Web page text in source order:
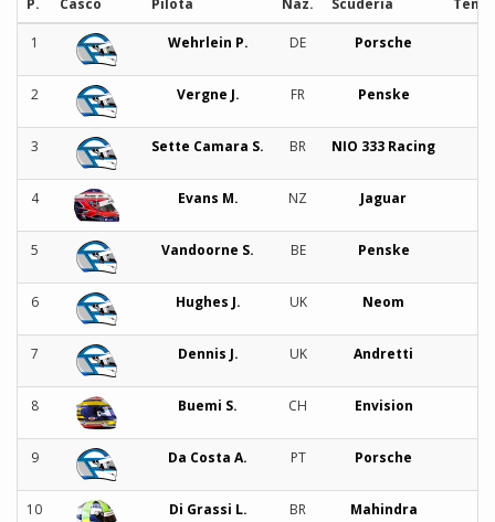
P. Casco Pilota Naz. Scuderia
1 Wehrlein P. DE Porsche
2 Vergne J. FR Penske
3 Sette Camara S. BR NIO 333 Racing
4 Evans M. NZ Jaguar
5 Vandoorne S. BE Penske
6 Hughes J. UK Neom
7 Dennis J. UK Andretti
8 Buemi S. CH Envision
9 Da Costa A. PT Porsche
10 Di Grassi L. BR Mahindra